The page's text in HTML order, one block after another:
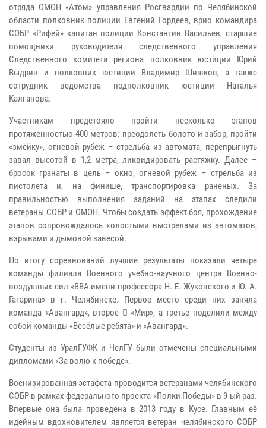
отряда ОМОН «Атом» управления Росгвардии по Челябинской
области полковник полиции Евгений Гордеев, врио командира
СОБР «Рифей» капитан полиции Константин Васильев, старшие
помощники руководителя следственного управления
Следственного комитета региона полковник юстиции Юрий
Выдрин и полковник юстиции Владимир Шишков, а также
сотрудник ведомства подполковник юстиции Наталья
Калганова.
Участникам предстояло пройти несколько этапов
протяженностью 400 метров: преодолеть болото и забор, пройти
«змейку», огневой рубеж – стрельба из автомата, перепрыгнуть
завал высотой в 1,2 метра, ликвидировать растяжку. Далее –
бросок гранаты в цель – окно, огневой рубеж – стрельба из
пистолета и, на финише, транспортировка раненых. За
правильностью выполнения заданий на этапах следили
ветераны СОБР и ОМОН. Чтобы создать эффект боя, прохождение
этапов сопровождалось холостыми выстрелами из автоматов,
взрывами и дымовой завесой.
По итогу соревнований лучшие результаты показали четыре
команды филиала Военного учебно-научного центра Военно-
воздушных сил «ВВА имени профессора Н. Е. Жуковского и Ю. А.
Гагарина» в г. Челябинске. Первое место среди них заняла
команда «Авангард», второе  «Мир», а третье поделили между
собой команды «Весёлые ребята» и «Авангард».
Студенты из УралГУФК и ЧелГУ были отмечены специальными
дипломами «За волю к победе».
Военизированная эстафета проводится ветеранами челябинского
СОБР в рамках федерального проекта «Полки Победы» в 9-ый раз.
Впервые она была проведена в 2013 году в Кусе. Главным её
идейным вдохновителем является ветеран челябинского СОБР